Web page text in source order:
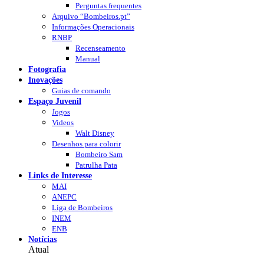
Perguntas frequentes
Arquivo “Bombeiros.pt”
Informações Operacionais
RNBP
Recenseamento
Manual
Fotografia
Inovações
Guias de comando
Espaço Juvenil
Jogos
Videos
Walt Disney
Desenhos para colorir
Bombeiro Sam
Patrulha Pata
Links de Interesse
MAI
ANEPC
Liga de Bombeiros
INEM
ENB
Notícias
Atual